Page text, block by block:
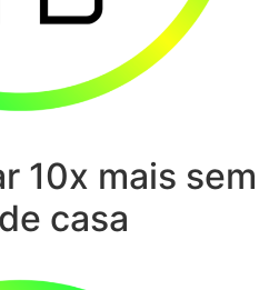
10x mais sem
casa